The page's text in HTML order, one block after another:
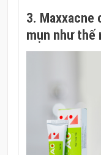
3. Maxxacne
mụn như thế